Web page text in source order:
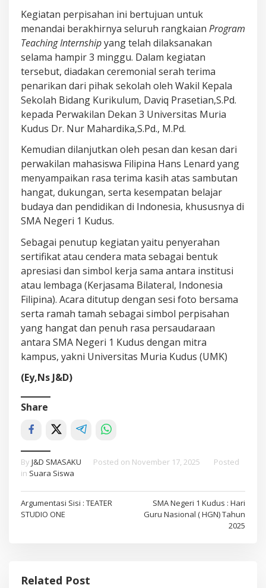
Kegiatan perpisahan ini bertujuan untuk
menandai berakhirnya seluruh rangkaian Program
Teaching Internshipyang telah dilaksanakan
selama hampir 3 minggu. Dalam kegiatan
tersebut, diadakan ceremonial serah terima
penarikan dari pihak sekolah oleh Wakil Kepala
Sekolah Bidang Kurikulum, Daviq Prasetian,S.Pd.
kepada Perwakilan Dekan 3 Universitas Muria
Kudus Dr. Nur Mahardika,S.Pd., M.Pd.
Kemudian dilanjutkan oleh pesan dan kesan dari
perwakilan mahasiswa Filipina Hans Lenard yang
menyampaikan rasa terima kasih atas sambutan
hangat, dukungan, serta kesempatan belajar
budaya dan pendidikan di Indonesia, khususnya di
SMA Negeri 1 Kudus.
Sebagai penutup kegiatan yaitu penyerahan
sertifikat atau cendera mata sebagai bentuk
apresiasi dan simbol kerja sama antara institusi
atau lembaga (Kerjasama Bilateral, Indonesia
Filipina). Acara ditutup dengan sesi foto bersama
serta ramah tamah sebagai simbol perpisahan
yang hangat dan penuh rasa persaudaraan
antara SMA Negeri 1 Kudus dengan mitra
kampus, yakni Universitas Muria Kudus (UMK)
(Ey,Ns J&D)
Share
By J&D SMASAKU Posted on November 17, 2025
Posted
in Suara Siswa
Post
Argumentasi Sisi : TEATER
STUDIO ONE
SMA Negeri 1 Kudus : Hari
Guru Nasional ( HGN) Tahun
2025
Related Post